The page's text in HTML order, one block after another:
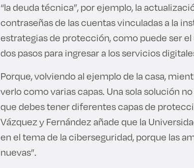
“la deuda técnica”, por ejemplo, la
contraseñas de las cuentas vinculadas a la
estrategias de protección, como puede ser
dos pasos para ingresar a los servicios
Porque, volviendo al ejemplo de la casa,
verlo como varias capas. Una sola solución
que debes tener diferentes capas de
Vázquez y Fernández añade que la
en el tema de la ciberseguridad, porque las
nuevas”.